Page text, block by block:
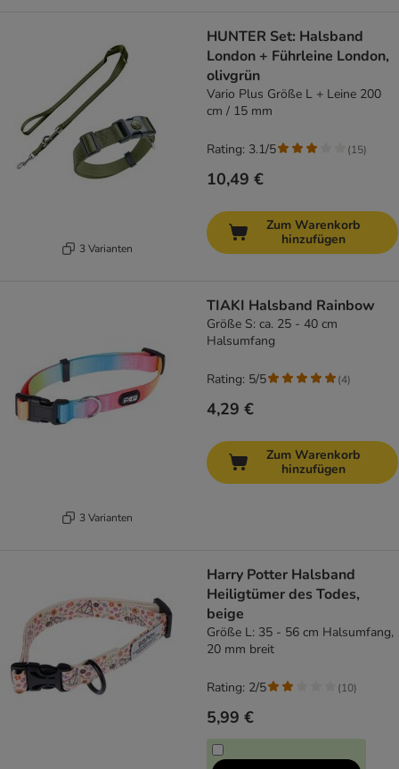
3 Varianten
HUNTER Set: Halsband
London + Führleine London,
olivgrün
Vario Plus Größe L + Leine 200
cm / 15 mm
10,49 €
Rating: 3.1/5 (15)
Zum Warenkorb
hinzufügen
3 Varianten
TIAKI Halsband Rainbow
Größe S: ca. 25 - 40 cm
Halsumfang
4,29 €
Rating: 5/5 (4)
Zum Warenkorb
hinzufügen
Harry Potter Halsband
Heiligtümer des Todes,
beige
Größe L: 35 - 56 cm Halsumfang,
20 mm breit
5,99 €
Rating: 2/5 (10)